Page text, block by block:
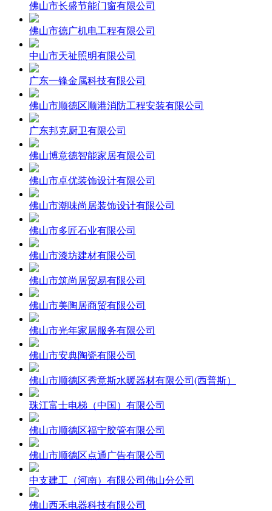
佛山市长盛节能门窗有限公司
佛山市德广机电工程有限公司
中山市天祉照明有限公司
广东一锋金属科技有限公司
佛山市顺德区顺港消防工程安装有限公司
广东邦克厨卫有限公司
佛山博意德智能家居有限公司
佛山市卓优装饰设计有限公司
佛山市潮味尚居装饰设计有限公司
佛山市多匠石业有限公司
佛山市漆坊建材有限公司
佛山市筑尚居贸易有限公司
佛山市美陶居商贸有限公司
佛山市光年家居服务有限公司
佛山市安典陶瓷有限公司
佛山市顺德区秀意斯水暖器材有限公司(西普斯）
珠江富士电梯（中国）有限公司
佛山市顺德区福宁胶管有限公司
佛山市顺德区点通广告有限公司
中支建工（河南）有限公司佛山分公司
佛山西禾电器科技有限公司